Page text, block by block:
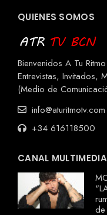
QUIENES SOMOS
Bienvenidos A Tu
Entrevistas, Invitados,
(Medio de
info@aturitmotv.com
+34 616118500
CANAL MULTIMEDIA